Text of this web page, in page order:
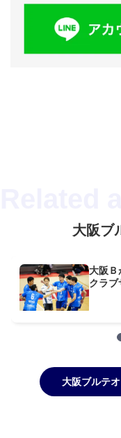
大阪ブ
大阪
クラブ
大阪ブルテ